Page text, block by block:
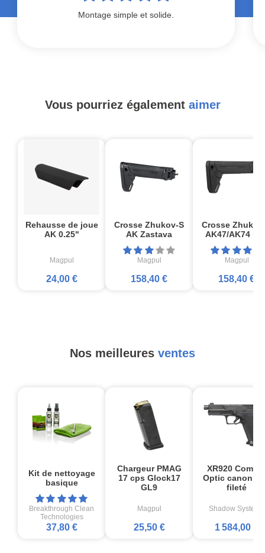
Montage simple et solide.
Vous pourriez également aimer
Rehausse de joue
AK 0.25"
Magpul
24,00 €
Crosse Zhukov-S
AK Zastava
Magpul
158,40 €
Crosse
AK47/AK74
Magpul
158,40 €
Nos meilleures ventes
Kit de nettoyage
basique
Breakthrough Clean
Technologies
37,80 €
Chargeur PMAG
17 cps Glock17
GL9
Magpul
25,50 €
XR920
Optic canon
fileté
Shadow Systems
1 584,00 €